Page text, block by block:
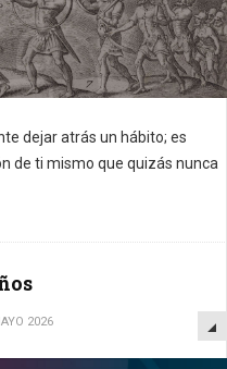
dejar atrás un hábito; es
de ti mismo que quizás nunca
2026